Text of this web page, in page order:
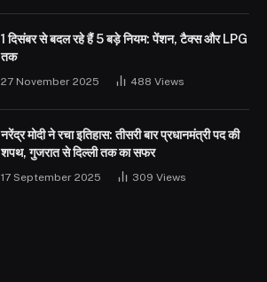
1 दिसंबर से बदल रहे हैं 5 बड़े नियम: पेंशन, टैक्स और LPG
तक
27 November 2025 488 Views
नरेंद्र मोदी ने रचा इतिहास: तीसरी बार प्रधानमंत्री पद की
शपथ, गुजरात से दिल्ली तक का सफर
17 September 2025 309 Views